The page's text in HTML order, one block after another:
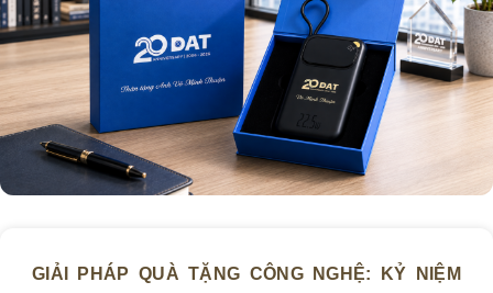
GIẢI PHÁP QUÀ TẶNG CÔNG NGHỆ: KỶ NIỆM